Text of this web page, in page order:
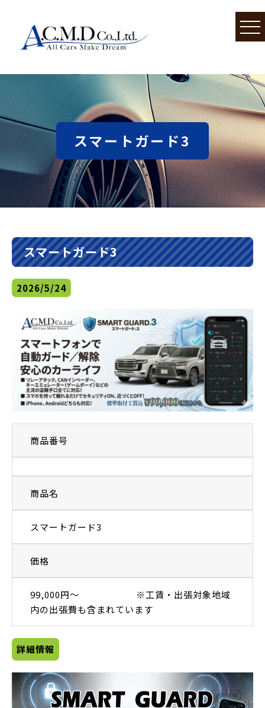
スマートガード3
スマートガード3
2026/5/24
商品番号
商品名
スマートガード3
価格
99,000円～ ※工賃・出張対象地域
内の出張費も含まれています
詳細情報